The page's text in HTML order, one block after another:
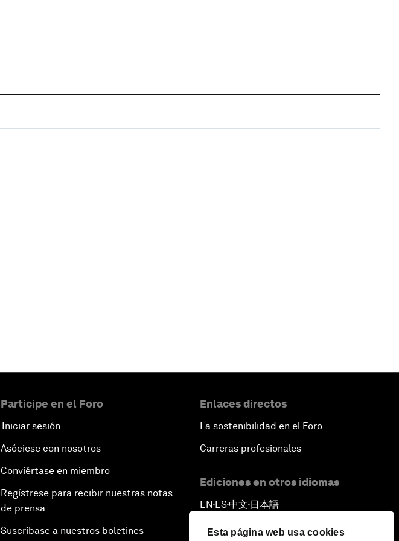
Esta página web usa cookies
Participe en el Foro
Iniciar sesión
Asóciese con nosotros
Conviértase en miembro
Regístrese para recibir nuestras notas
de prensa
Suscríbase a nuestros boletines
Enlaces directos
La sostenibilidad en el Foro
Carreras profesionales
Ediciones en otros idiomas
EN ▪ES▪中文▪ 日本語